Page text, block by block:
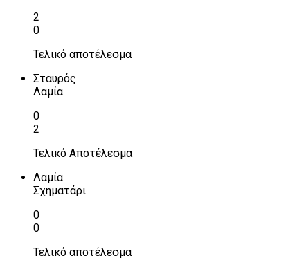
2
0
Τελικό αποτέλεσμα
Σταυρός
Λαμία
0
2
Τελικό Αποτέλεσμα
Λαμία
Σχηματάρι
0
0
Τελικό αποτέλεσμα